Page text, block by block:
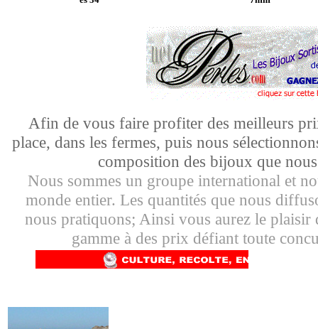
Afin de vous faire profiter des meilleurs
place, dans les fermes, puis nous
composition des bijoux que
Nous sommes un groupe international et
monde entier. Les quantités que nous
nous pratiquons; Ainsi vous aurez le plaisir
gamme à des prix défiant toute